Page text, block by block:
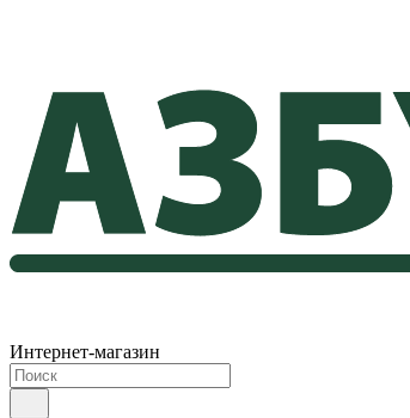
Интернет-магазин